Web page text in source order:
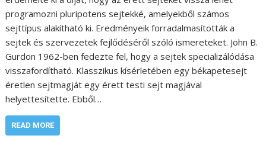
programozni pluripotens sejtekké, amelyekből számos
sejttípus alakítható ki. Eredményeik forradalmasították a
sejtek és szervezetek fejlődéséről szóló ismereteket. John B.
Gurdon 1962-ben fedezte fel, hogy a sejtek specializálódása
visszafordítható. Klasszikus kísérletében egy békapetesejt
éretlen sejtmagját egy érett testi sejt magjával
helyettesítette. Ebből…
READ MORE